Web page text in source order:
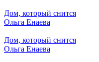
Дом, который снится
Ольга Енаева
Дом, который снится
Ольга Енаева